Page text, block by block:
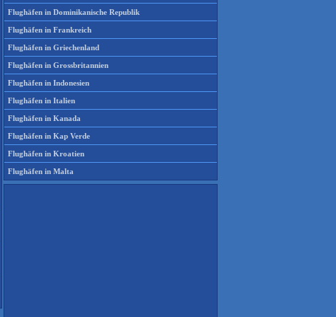
Flughäfen in Dominikanische Republik
Flughäfen in Frankreich
Flughäfen in Griechenland
Flughäfen in Grossbritannien
Flughäfen in Indonesien
Flughäfen in Italien
Flughäfen in Kanada
Flughäfen in Kap Verde
Flughäfen in Kroatien
Flughäfen in Malta